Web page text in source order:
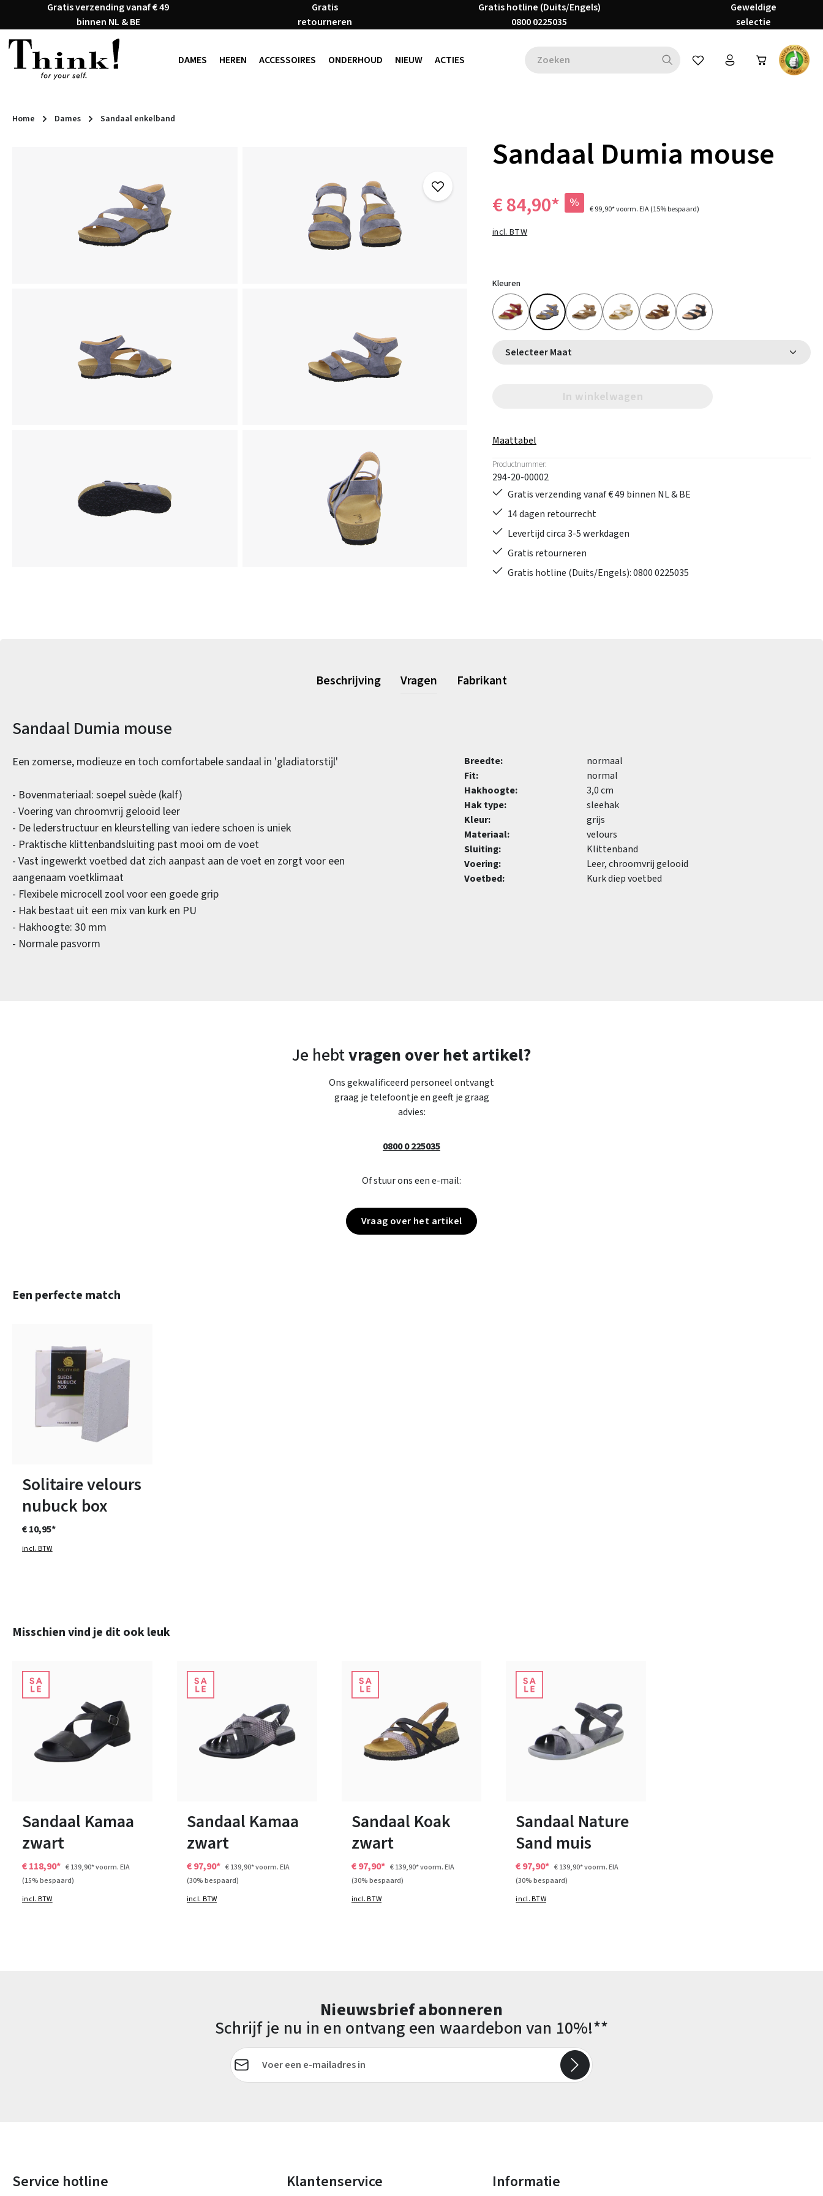
de hoofdinhoud
Ga naar de zoekopdracht
Ga naar de hoofdnavigatie
Gratis verzending vanaf € 49
binnen NL & BE
Gratis
retourneren
Gratis hotline (Duits/Engels)
0800 0225035
Geweldige
selectie
DAMES HEREN ACCESSOIRES ONDERHOUD NIEUW ACTIES Je hebt 0 items op je
Home Dames Sandaal enkelband
Sandaal Dumia mouse
€ 84,90* % € 99,90*voorm. EIA(15% bespaard)
incl. BTW
Kleuren
Selecteer Maat
In winkelwagen
Maattabel
Productnummer:
294-20-00002
Gratis verzending vanaf € 49 binnen NL & BE
14 dagen retourrecht
Levertijd circa 3-5 werkdagen
Gratis retourneren
Gratis hotline (Duits/Engels): 0800 0225035
Beschrijving Vragen Fabrikant
Productinformatie
Sandaal Dumia mouse
Een zomerse, modieuze en toch comfortabele sandaal in 'gladiatorstijl'
- Bovenmateriaal: soepel suède (kalf)
- Voering van chroomvrij gelooid leer
- De lederstructuur en kleurstelling van iedere schoen is uniek
- Praktische klittenbandsluiting past mooi om de voet
- Vast ingewerkt voetbed dat zich aanpast aan de voet en zorgt voor een
aangenaam voetklimaat
- Flexibele microcell zool voor een goede grip
- Hak bestaat uit een mix van kurk en PU
- Hakhoogte: 30 mm
- Normale pasvorm
Breedte:
normaal
Fit:
normal
Hakhoogte:
3,0 cm
Hak type:
sleehak
Kleur:
grijs
Materiaal:
velours
Sluiting:
Klittenband
Voering:
Leer, chroomvrij gelooid
Voetbed:
Kurk diep voetbed
Je hebtvragen over het artikel?
Ons gekwalificeerd personeel ontvangt
graag je telefoontje en geeft je graag
advies:
0800 0 225035
Of stuur ons een e-mail:
Vraag over het artikel
Productgalerij overslaan
Een perfecte match
Solitaire velours
nubuck box
€ 10,95*
incl. BTW
Productgalerij overslaan
Misschien vind je dit ook leuk
Sandaal Kamaa
zwart
€ 118,90* € 139,90*voorm. EIA
(15% bespaard)
incl. BTW
Sandaal Kamaa
zwart
€ 97,90* € 139,90*voorm. EIA
(30% bespaard)
incl. BTW
Sandaal Koak
zwart
€ 97,90* € 139,90*voorm. EIA
(30% bespaard)
incl. BTW
Sandaal Nature
Sand muis
€ 97,90* € 139,90*voorm. EIA
(30% bespaard)
incl. BTW
Nieuwsbrief abonneren
Schrijf je nu in en ontvang een waardebon van 10%!**
E-mailadres*
Service hotline Klantenservice Informatie